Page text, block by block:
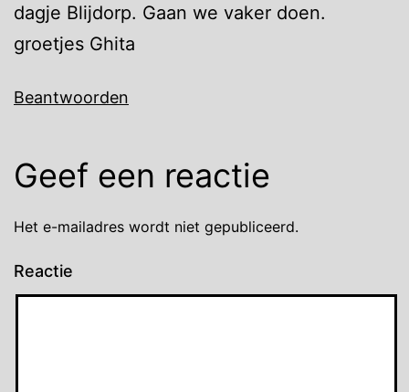
dagje Blijdorp. Gaan we vaker doen.
groetjes Ghita
Beantwoorden
Geef een reactie
Het e-mailadres wordt niet gepubliceerd.
Reactie